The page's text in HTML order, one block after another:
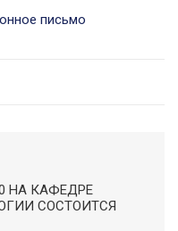
письмо
НА КАФЕДРЕ
СОСТОИТСЯ